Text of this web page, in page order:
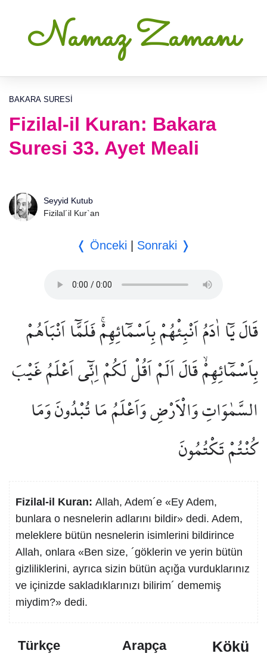
Namaz Zamanı
BAKARA SURESI
Fizilal-il Kuran: Bakara
Suresi 33. Ayet Meali
Seyyid Kutub
Fizilal´il Kur`an
❬ Önceki Sonraki ❭
قَالَ يَٓا اٰدَمُ اَنْبِئْهُمْ بِاَسْمَٓائِهِمْۚ فَلَمَّٓا اَنْبَاَهُمْ
بِاَسْمَٓائِهِمْۙ قَالَ اَلَمْ اَقُلْ لَكُمْ اِنّ۪ٓي اَعْلَمُ غَيْبَ
السَّمٰوَاتِ وَالْاَرْضِ وَاَعْلَمُ مَا تُبْدُونَ وَمَا
كُنْتُمْ تَكْتُمُونَ
Fizilal-il Kuran: Allah, Adem´e «Ey Adem,
bunlara o nesnelerin adlarını bildir» dedi. Adem,
meleklere bütün nesnelerin isimlerini bildirince
Allah, onlara «Ben size, ´göklerin ve yerin bütün
gizliliklerini, ayrıca sizin bütün açığa vurduklarınız
ve içinizde sakladıklarınızı bilirim´ dememiş
miydim?» dedi.
Türkçe Arapça Kökü